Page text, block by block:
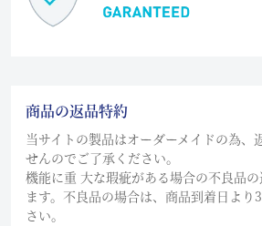
商品の返品特約
当サイトの製品はオーダーメイドの為、
せんのでご了承ください。
機能に重 大な瑕疵がある場合の不良品
ます。不良品の場合は、商品到着日より
さい。